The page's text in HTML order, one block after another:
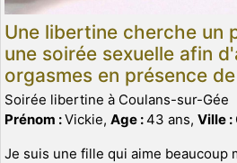
Une libertine cherche un
une soirée sexuelle afin
orgasmes en présence
Soirée libertine à Coulans-sur-Gée
Prénom :Vickie, Age :43 ans, Ville :
Je suis une fille qui aime beaucoup